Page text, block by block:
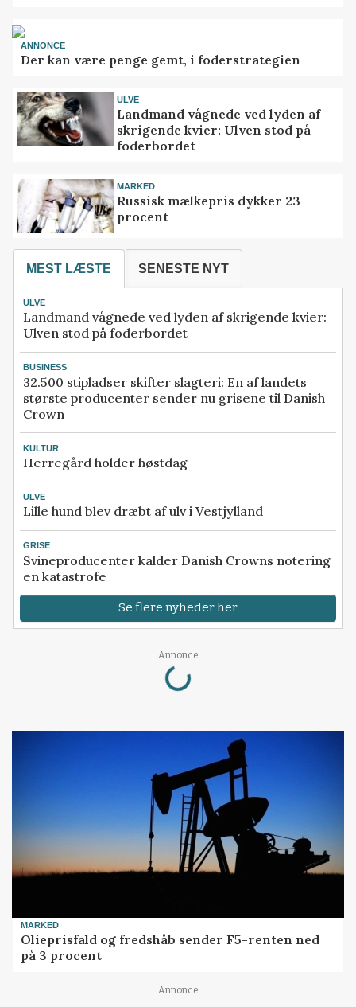
ANNONCE
Der kan være penge gemt, i foderstrategien
ULVE
Landmand vågnede ved lyden af
skrigende kvier: Ulven stod på
foderbordet
MARKED
Russisk mælkepris dykker 23
procent
MEST LÆSTE SENESTE NYT
ULVE
Landmand vågnede ved lyden af skrigende kvier:
Ulven stod på foderbordet
BUSINESS
32.500 stipladser skifter slagteri: En af landets
største producenter sender nu grisene til Danish
Crown
KULTUR
Herregård holder høstdag
ULVE
Lille hund blev dræbt af ulv i Vestjylland
GRISE
Svineproducenter kalder Danish Crowns notering
en katastrofe
Se flere nyheder her
Annonce
Loading...
MARKED
Olieprisfald og fredshåb sender F5-renten ned
på 3 procent
Annonce